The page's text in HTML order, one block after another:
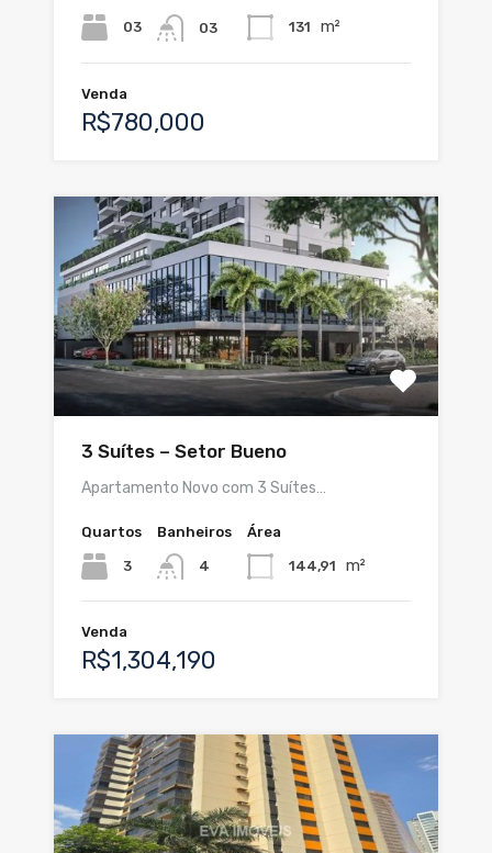
03 03 131 m²
Venda
R$780,000
3 Suítes – Setor Bueno
Apartamento Novo com 3 Suítes…
Quartos
3
Banheiros
4
Área
144,91 m²
Venda
R$1,304,190